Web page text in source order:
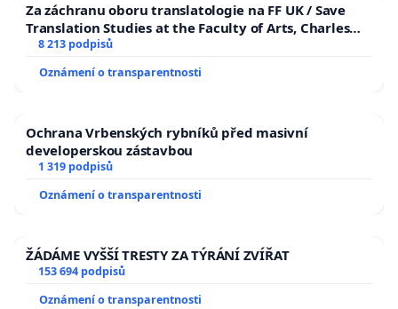
Za záchranu oboru translatologie na FF UK / Save
Translation Studies at the Faculty of Arts, Charles
University
8 213 podpisů
Oznámení o transparentnosti
Ochrana Vrbenských rybníků před masivní
developerskou zástavbou
1 319 podpisů
Oznámení o transparentnosti
ŽÁDÁME VYŠŠÍ TRESTY ZA TÝRÁNÍ ZVÍŘAT
153 694 podpisů
Oznámení o transparentnosti